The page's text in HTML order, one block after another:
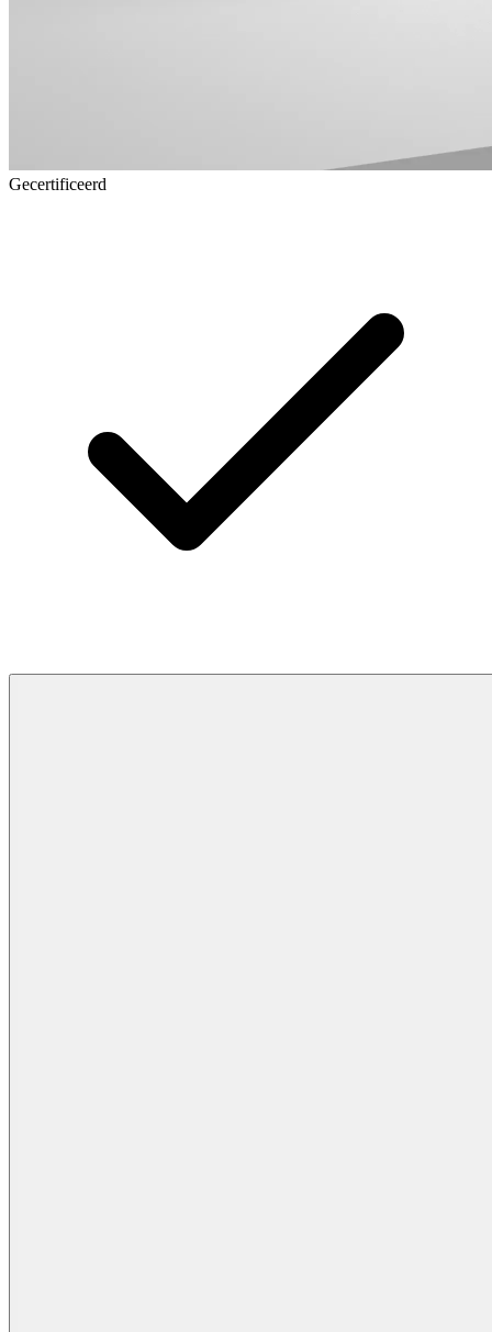
Gecertificeerd